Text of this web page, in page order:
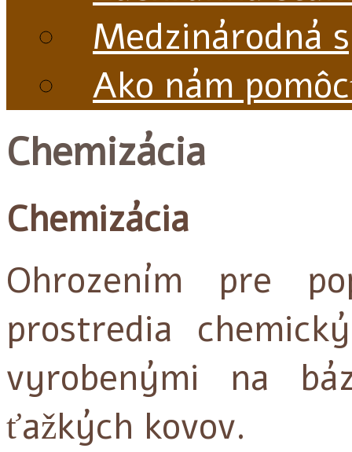
Medzinárodná
Ako nám
Chemizácia
Chemizácia
Ohrozením pre
prostredia
vyrobenými na
ťažkých kovov.